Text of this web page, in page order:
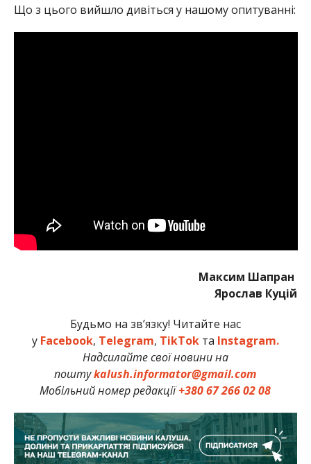
Що з цього вийшло дивіться у нашому опитуванні:
Максим Шапран
Ярослав Куцій
Будьмо на зв’язку! Читайте нас
у Facebook, Telegram, TikTokта Instagram.
Надсилайте свої новини на
поштуkalush.informator@gmail.com
Мобільний номер редакції+380 67 266 02 08